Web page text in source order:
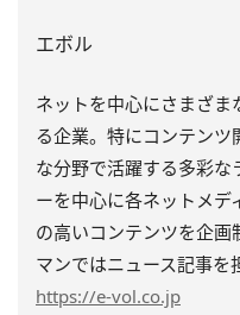
エボル
ネットを中心にさまざ
る企業。特にコンテンツ
な分野で活躍する多彩な
ーを中心に各ネットメ
の高いコンテンツを企画
マンではニュース記事を
https://e-vol.co.jp